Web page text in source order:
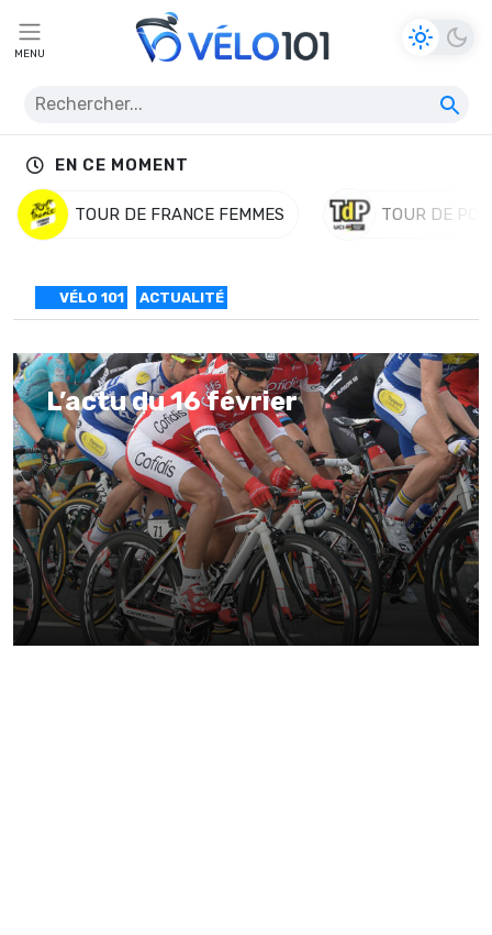
MENU
EN CE MOMENT
TOUR DE FRANCE FEMMES TOUR DE
VÉLO 101 ACTUALITÉ
L’actu du 16 février